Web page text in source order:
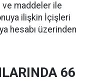
ve maddeler ile
ilişkin İçişleri
hesabı üzerinden
66